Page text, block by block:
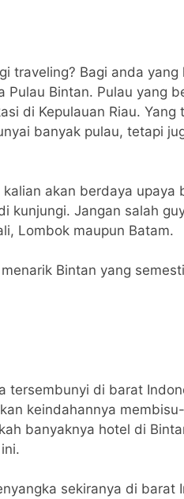
traveling? Bagi anda yang
Bintan. Pulau yang
di Kepulauan Riau.
banyak pulau, tetapi
akan berdaya upaya
kunjungi. Jangan salah
Lombok maupun Batam.
Bintan yang
tersembunyi di barat
keindahannya
banyaknya hotel di
sekiranya di barat